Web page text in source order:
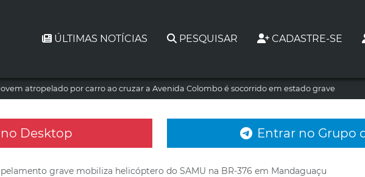
ÚLTIMAS NOTÍCIAS PESQUISAR CADASTRE-SE
atropelado por carro ao cruzar a Avenida Colombo é socorrido em estado grave
Desktop Entrar no Grupo
grave mobiliza helicóptero do SAMU na BR-376 em Mandaguaçu